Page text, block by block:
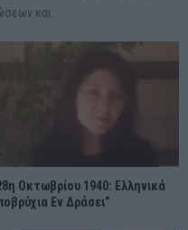
και...
Οκτωβρίου 1940: Ελληνικά
Εν Δράσει”